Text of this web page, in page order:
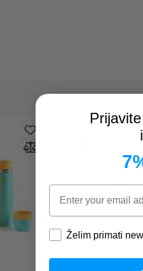
Želim primati